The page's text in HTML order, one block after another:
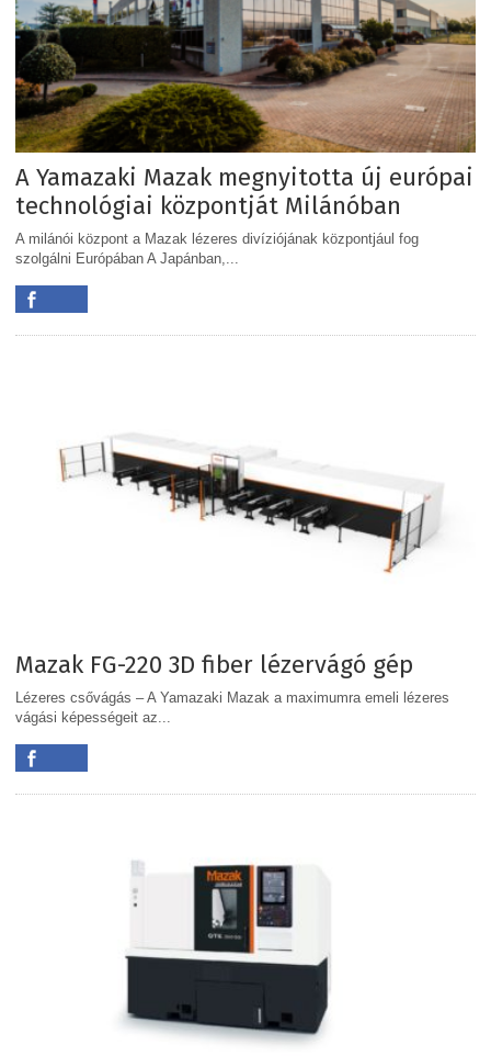
A Yamazaki Mazak megnyitotta új európai
technológiai központját Milánóban
A milánói központ a Mazak lézeres divíziójának központjául fog
szolgálni Európában A Japánban,...
Mazak FG-220 3D fiber lézervágó gép
Lézeres csővágás – A Yamazaki Mazak a maximumra emeli lézeres
vágási képességeit az...